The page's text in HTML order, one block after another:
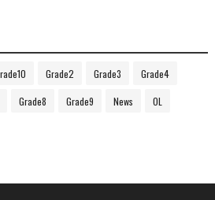
Grade2 Grade3 Grade4
Grade8 Grade9 News OL